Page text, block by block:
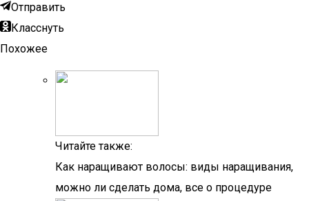
Отправить
Класснуть
Похожее
Читайте также:
Как наращивают волосы: виды наращивания,
можно ли сделать дома, все о процедуре